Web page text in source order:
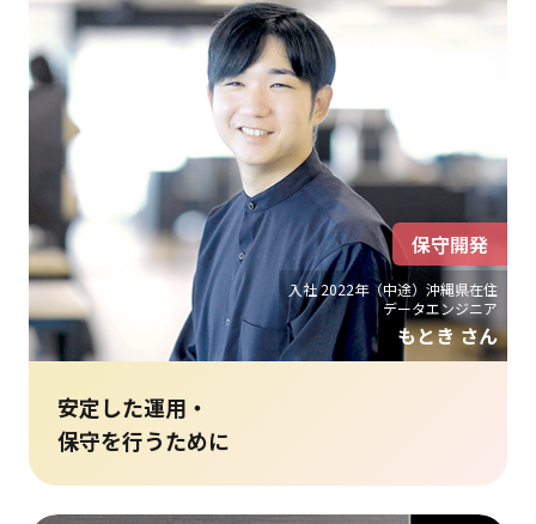
入社 2022年（中途）沖縄県在住
データエンジニア
もとき さん
保守開発
安定した運用・
保守を行うために